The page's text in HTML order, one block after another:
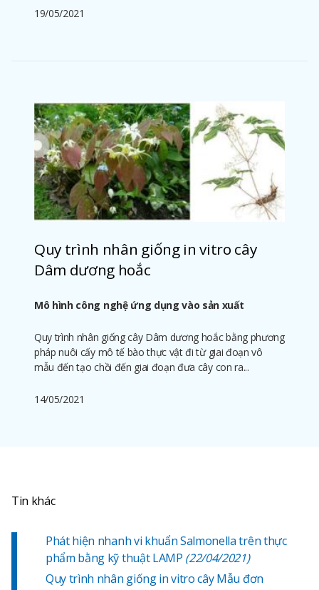
19/05/2021
Quy trình nhân giống in vitro cây
Dâm dương hoắc
Mô hình công nghệ ứng dụng vào sản xuất
Quy trình nhân giống cây Dâm dương hoắc bằng phương
pháp nuôi cấy mô tế bào thực vật đi từ giai đoạn vô
mẫu đến tạo chồi đến giai đoạn đưa cây con ra...
14/05/2021
Tin khác
Phát hiện nhanh vi khuẩn Salmonella trên thực
phẩm bằng kỹ thuật LAMP (22/04/2021)
Quy trình nhân giống in vitro cây Mẫu đơn